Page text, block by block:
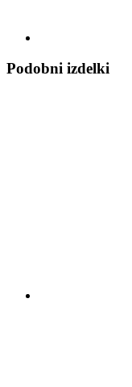
Podobni izdelki